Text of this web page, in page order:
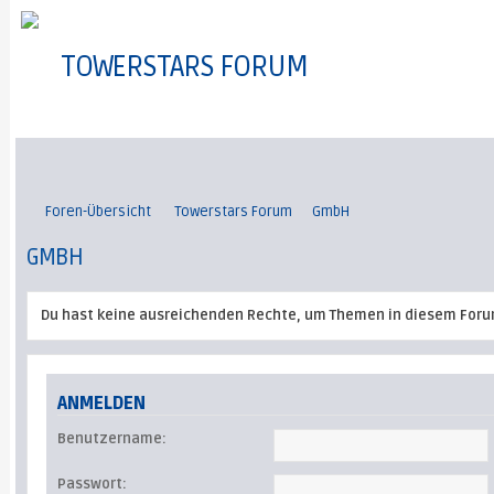
TOWERSTARS FORUM
Foren-Übersicht Towerstars Forum GmbH
GMBH
Du hast keine ausreichenden Rechte, um Themen in diesem
ANMELDEN
Benutzername:
Passwort: